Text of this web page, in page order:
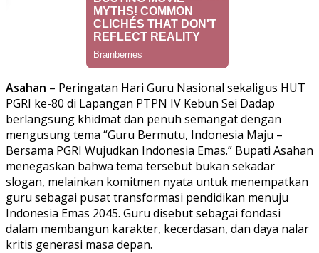
Asahan – Peringatan Hari Guru Nasional sekaligus HUT
PGRI ke-80 di Lapangan PTPN IV Kebun Sei Dadap
berlangsung khidmat dan penuh semangat dengan
mengusung tema “Guru Bermutu, Indonesia Maju –
Bersama PGRI Wujudkan Indonesia Emas.” Bupati Asahan
menegaskan bahwa tema tersebut bukan sekadar
slogan, melainkan komitmen nyata untuk menempatkan
guru sebagai pusat transformasi pendidikan menuju
Indonesia Emas 2045. Guru disebut sebagai fondasi
dalam membangun karakter, kecerdasan, dan daya nalar
kritis generasi masa depan.